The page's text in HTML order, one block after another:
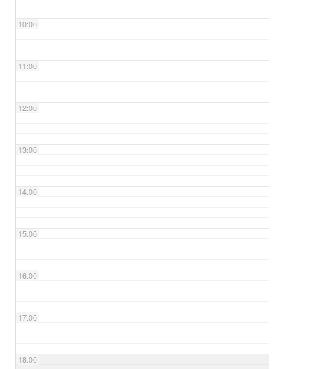
10:00
11:00
12:00
13:00
14:00
15:00
16:00
17:00
18:00